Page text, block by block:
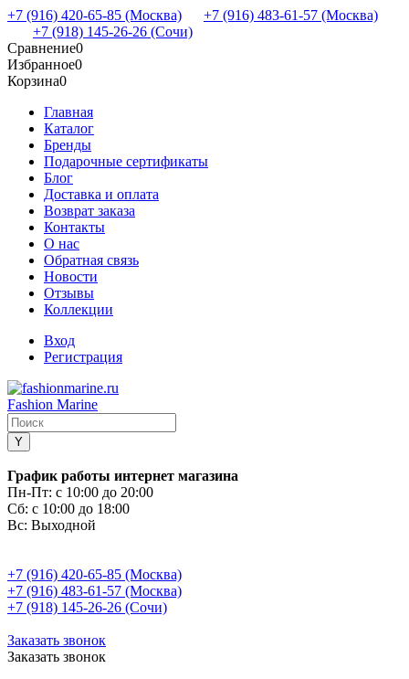
+7 (916) 420-65-85 (Москва)
+7 (916) 483-61-57 (Москва)
+7 (918) 145-26-26 (Сочи)
Сравнение0
Избранное0
Корзина0
Главная
Каталог
Бренды
Подарочные сертификаты
Блог
Доставка и оплата
Возврат заказа
Контакты
О нас
Обратная связь
Новости
Отзывы
Коллекции
Вход
Регистрация
Fashion Marine
График работы интернет магазина
Пн-Пт: с 10:00 до 20:00
Сб: с 10:00 до 18:00
Вс: Выходной
+7 (916) 420-65-85 (Москва)
+7 (916) 483-61-57 (Москва)
+7 (918) 145-26-26 (Сочи)
Заказать звонок
Заказать звонок